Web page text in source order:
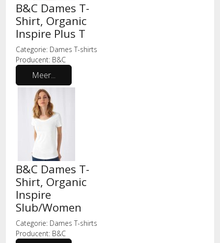
B&C Dames T-
Shirt, Organic
Inspire Plus T
Categorie: Dames T-shirts
Producent: B&C
Meer...
B&C Dames T-
Shirt, Organic
Inspire
Slub/Women
Categorie: Dames T-shirts
Producent: B&C